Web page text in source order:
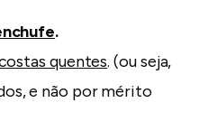
.
quentes. (ou seja,
e não por mérito